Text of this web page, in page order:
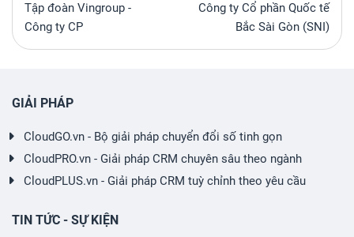
Tập đoàn Vingroup -
Công ty CP
Công ty Cổ phần Quốc tế
Bắc Sài Gòn (SNI)
GIẢI PHÁP
CloudGO.vn - Bộ giải pháp chuyển đổi số tinh gọn
CloudPRO.vn - Giải pháp CRM chuyên sâu theo ngành
CloudPLUS.vn - Giải pháp CRM tuỳ chỉnh theo yêu cầu
TIN TỨC - SỰ KIỆN